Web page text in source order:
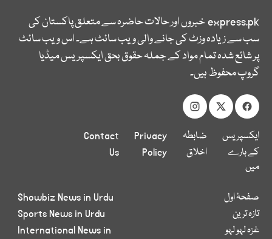
express.pkخبروں اور حالات حاضرہ سے متعلق پاکستان کی
سب سے زیادہ وزٹ کی جانے والی ویب سائٹ ہے۔ اس ویب سائٹ
پر شائع شدہ تمام مواد کے جملہ حقوق بحق ایکسپریس میڈیا
گروپ محفوظ ہیں۔
ایکسپریس
کے بارے
میں
ضابطہ
اخلاق
Privacy
Policy
Contact
Us
صفحۂ اول
تازہ ترین
غزہ لہو لہو
Showbiz News in Urdu
Sports News in Urdu
International News in